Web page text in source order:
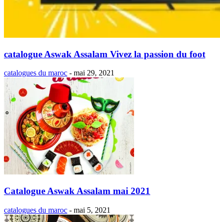
catalogue Aswak Assalam Vivez la passion du foot
catalogues du maroc - mai 29, 2021
Catalogue Aswak Assalam mai 2021
catalogues du maroc - mai 5, 2021